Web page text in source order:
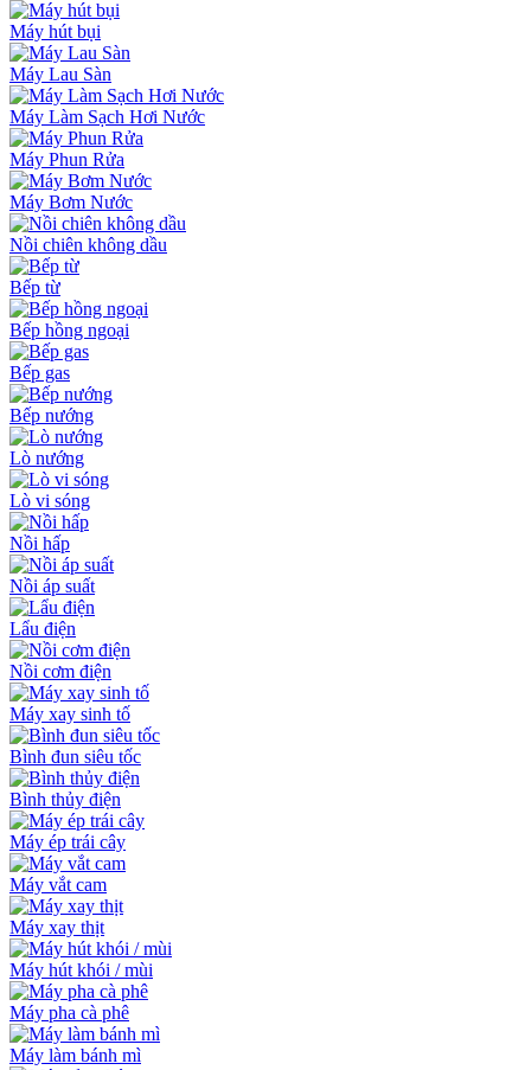
Máy hút bụi
Máy Lau Sàn
Máy Làm Sạch Hơi Nước
Máy Phun Rửa
Máy Bơm Nước
Nồi chiên không dầu
Bếp từ
Bếp hồng ngoại
Bếp gas
Bếp nướng
Lò nướng
Lò vi sóng
Nồi hấp
Nồi áp suất
Lẩu điện
Nồi cơm điện
Máy xay sinh tố
Bình đun siêu tốc
Bình thủy điện
Máy ép trái cây
Máy vắt cam
Máy xay thịt
Máy hút khói / mùi
Máy pha cà phê
Máy làm bánh mì